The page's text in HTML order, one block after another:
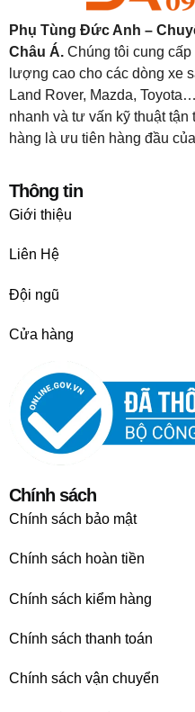
Phụ Tùng Đức Anh –
Châu Á. Chúng tôi cung
lượng cao cho các dòng xe
Land Rover, Mazda,
nhanh và tư vấn kỹ thuật tận
hàng là ưu tiên hàng đầu
Thông tin
Giới thiệu
Liên Hệ
Đội ngũ
Cửa hàng
Chính sách
Chính sách bảo mật
Chính sách hoàn tiền
Chính sách kiểm hàng
Chính sách thanh toán
Chính sách vận chuyển